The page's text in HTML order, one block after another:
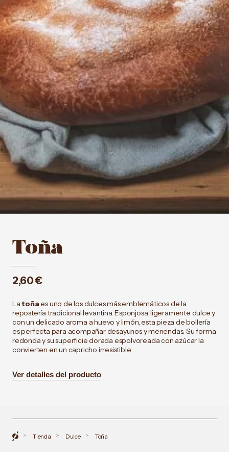
Toña
2,60€
Latoñaes uno de los dulces más emblemáticos de la
repostería tradicional levantina. Esponjosa, ligeramente dulce y
con un delicado aroma a huevo y limón, esta pieza de bollería
es perfecta para acompañar desayunos y meriendas. Su forma
redonda y su superficie dorada espolvoreada con azúcar la
convierten en un capricho irresistible.
Ver detalles del producto
Inicio> Tienda > Dulce > Toña